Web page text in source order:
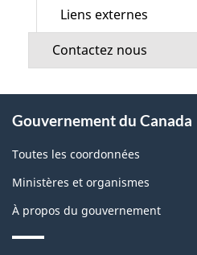
Liens externes
Contactez nous
propos
de
ce
Gouvernement du Canada
Toutes les coordonnées
Ministères et organismes
À propos du gouvernement